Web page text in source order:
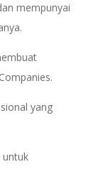
mempunyai
yang
untuk